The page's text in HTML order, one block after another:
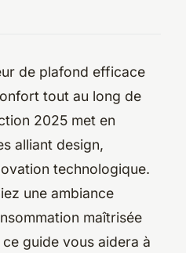
de plafond efficace
tout au long de
2025 met en
alliant design,
technologique.
une ambiance
maîtrisée
guide vous aidera à